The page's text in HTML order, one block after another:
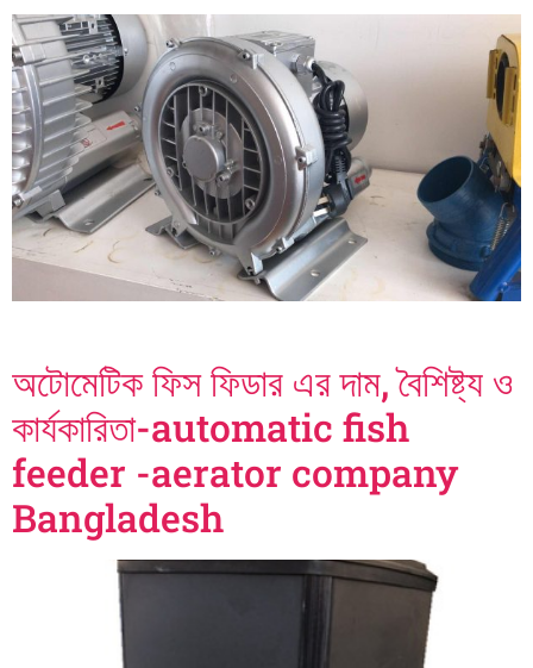
অটোমেটিক ফিস ফিডার এর দাম, বৈশিষ্ট্য ও
কার্যকারিতা-automatic fish
feeder -aerator company
Bangladesh